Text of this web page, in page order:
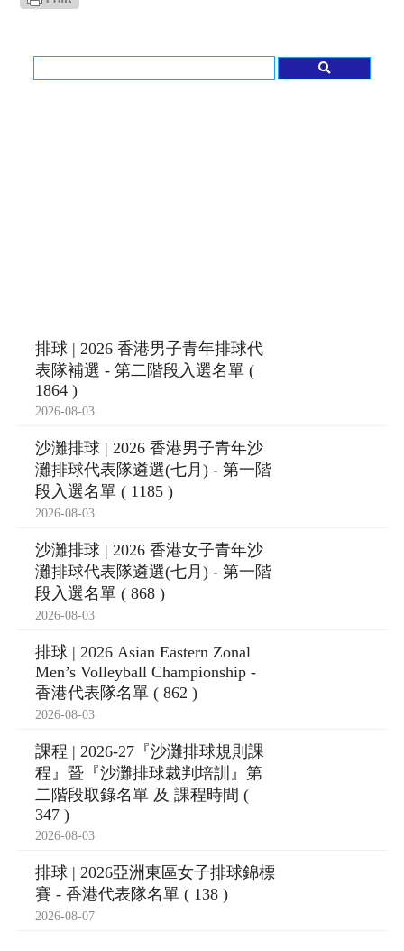
排球 | 2026 香港男子青年排球代
表隊補選 - 第二階段入選名單 (
1864 )
2026-08-03
沙灘排球 | 2026 香港男子青年沙
灘排球代表隊遴選(七月) - 第一階
段入選名單 ( 1185 )
2026-08-03
沙灘排球 | 2026 香港女子青年沙
灘排球代表隊遴選(七月) - 第一階
段入選名單 ( 868 )
2026-08-03
排球 | 2026 Asian Eastern Zonal
Men’s Volleyball Championship -
香港代表隊名單 ( 862 )
2026-08-03
課程 | 2026-27『沙灘排球規則課
程』暨『沙灘排球裁判培訓』第
二階段取錄名單 及 課程時間 (
347 )
2026-08-03
排球 | 2026亞洲東區女子排球錦標
賽 - 香港代表隊名單 ( 138 )
2026-08-07